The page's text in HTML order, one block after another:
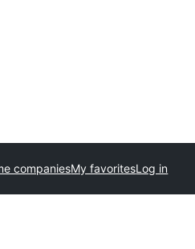
companiesMy favoritesLog in